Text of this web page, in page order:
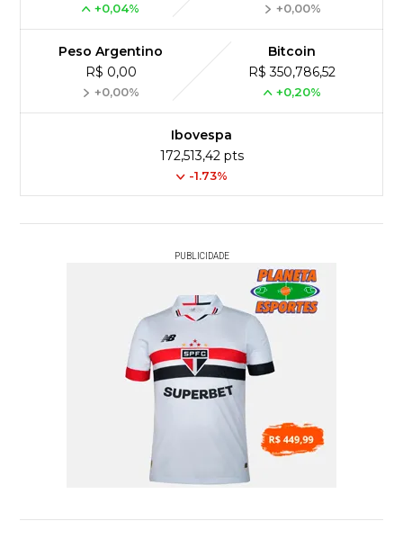
+0,04% +0,00%
Peso Argentino
R$ 0,00
+0,00%
Bitcoin
R$ 350,786,52
+0,20%
Ibovespa
172,513,42 pts
-1.73%
PUBLICIDADE